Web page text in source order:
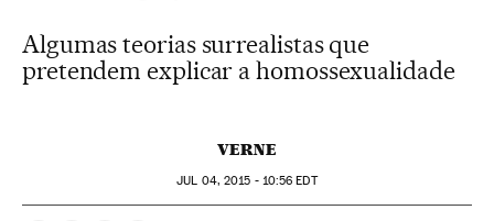
Algumas teorias surrealistas que
pretendem explicar a homossexualidade
VERNE
JUL 04, 2015 - 10:56 EDT